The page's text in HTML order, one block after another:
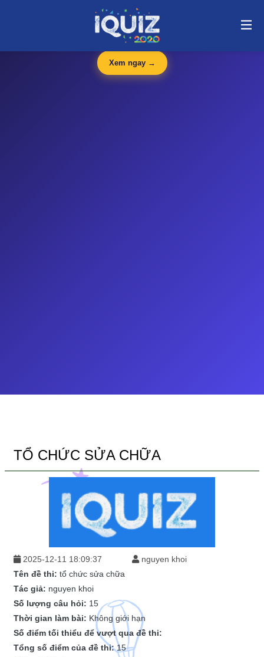
tổ chức sửa chữa | i-quiz.vn@stop article@stop
🛍️
— Văn phòng phẩm, dụng cụ học tập giá tốt
Xem ngay →
TỔ CHỨC SỬA CHỮA
2025-12-11 18:09:37
nguyen khoi
Tên đề thi: tổ chức sửa chữa
Tác giả: nguyen khoi
Số lượng câu hỏi: 15
Thời gian làm bài: Không giới hạn
Số điểm tối thiểu để vượt qua đề thi:
Tổng số điểm của đề thi:15